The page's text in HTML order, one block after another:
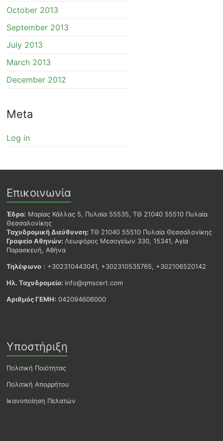
October 2013
September 2013
July 2013
March 2013
December 2012
Meta
Log in
Επικοινωνία
Έδρα: Μαρίας Κάλλας 5, Πυλαία 55535, ΤΘ 21040 55510 Πυλαία
Θεσσαλονίκης
Ταχυδρομική Διεύθυνση:ΤΘ 21040 55510 Πυλαία Θεσσαλονίκης
Γραφείο Αθηνών:Λεωφόρος Μεσογείων 330, 15341, Αγία
Παρασκευή, Αθήνα
Τηλέφωνο : +302310443041, +302310535765, +302106520142
Ηλ. Ταχυδρομείο: info@qmscert.com
Αριθμός ΓΕΜΗ: 042094606000
Υποστήριξη
Πολιτική Ποιότητας
Πολιτική Απορρήτου
Ικανοποίηση Πελατών